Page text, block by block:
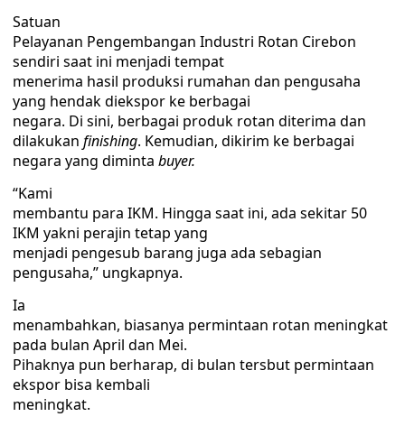
Satuan
Pelayanan Pengembangan Industri Rotan Cirebon
sendiri saat ini menjadi tempat
menerima hasil produksi rumahan dan pengusaha
yang hendak diekspor ke berbagai
negara. Di sini, berbagai produk rotan diterima dan
dilakukan finishing. Kemudian, dikirim ke berbagai
negara yang diminta buyer.
“Kami
membantu para IKM. Hingga saat ini, ada sekitar 50
IKM yakni perajin tetap yang
menjadi pengesub barang juga ada sebagian
pengusaha,” ungkapnya.
Ia
menambahkan, biasanya permintaan rotan meningkat
pada bulan April dan Mei.
Pihaknya pun berharap, di bulan tersbut permintaan
ekspor bisa kembali
meningkat.